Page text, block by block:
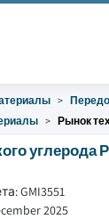
Рынок
углерода
GMI3551
2025